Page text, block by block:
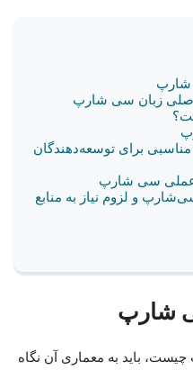
شارپ
اصلی زبان سی شارپ
برای توسعه‌دهندگان
عملی سی شارپ
و لزوم نیاز به منابع
شارپ
باید به معماری آن نگاه